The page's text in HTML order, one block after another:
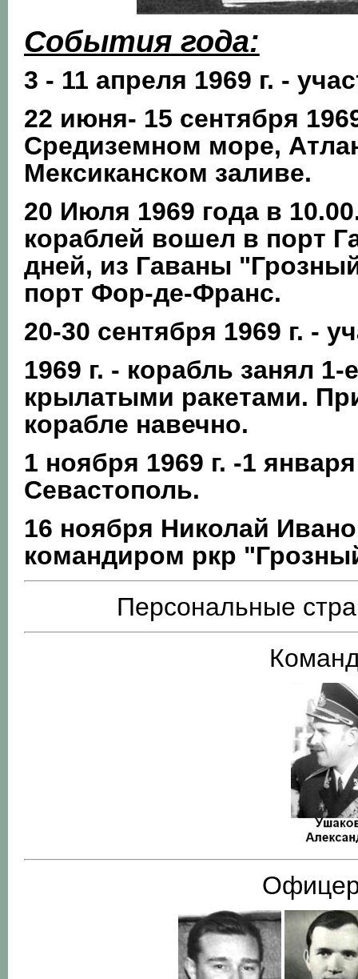
События года:
3 - 11 апреля 1969 г. -
22 июня- 15 сентября
Средиземном море,
Мексиканском заливе.
20 Июля 1969 года в
кораблей вошел в порт
дней, из Гаваны
порт Фор-де-Франс.
20-30 сентября 1969 г. -
1969 г. - корабль занял
крылатыми ракетами.
корабле навечно.
1 ноября 1969 г. -1
Севастополь.
16 ноября Николай
командиром ркр
Персональные